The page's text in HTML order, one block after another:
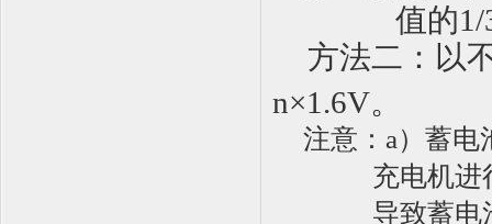
值的1/
方法二：以
n×1.6V。
注意： a）蓄电
充电机进
导致蓄电